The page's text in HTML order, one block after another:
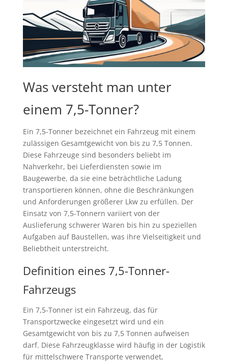
Was versteht man unter
einem 7,5-Tonner?
Ein 7,5-Tonner bezeichnet ein Fahrzeug mit einem
zulässigen Gesamtgewicht von bis zu 7,5 Tonnen.
Diese Fahrzeuge sind besonders beliebt im
Nahverkehr, bei Lieferdiensten sowie im
Baugewerbe, da sie eine beträchtliche Ladung
transportieren können, ohne die Beschränkungen
und Anforderungen größerer Lkw zu erfüllen. Der
Einsatz von 7,5-Tonnern variiert von der
Auslieferung schwerer Waren bis hin zu speziellen
Aufgaben auf Baustellen, was ihre Vielseitigkeit und
Beliebtheit unterstreicht.
Definition eines 7,5-Tonner-
Fahrzeugs
Ein 7,5-Tonner ist ein Fahrzeug, das für
Transportzwecke eingesetzt wird und ein
Gesamtgewicht von bis zu 7,5 Tonnen aufweisen
darf. Diese Fahrzeugklasse wird häufig in der Logistik
für mittelschwere Transporte verwendet,